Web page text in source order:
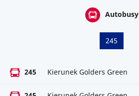
Autobusy
245
245 Kierunek Golders Green